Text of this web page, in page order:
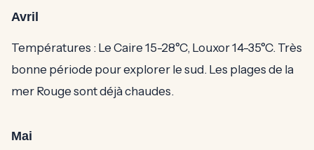
Avril
Températures : Le Caire 15-28°C, Louxor 14-35°C. Très
bonne période pour explorer le sud. Les plages de la
mer Rouge sont déjà chaudes.
Mai